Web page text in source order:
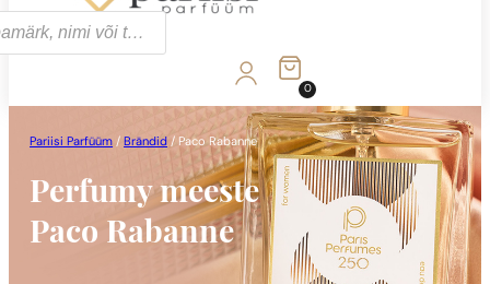
0
Pariisi Parfüüm / Brändid / Paco Rabanne
Perfumy meeste
Paco Rabanne